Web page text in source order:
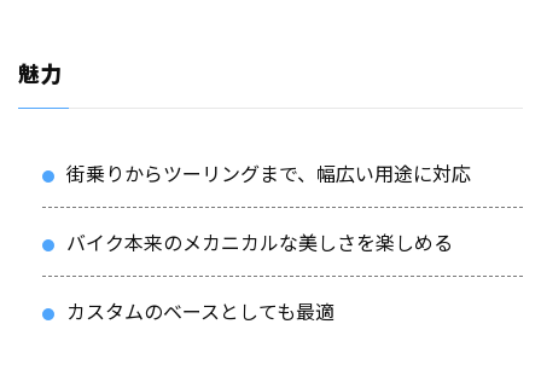
魅力
街乗りからツーリングまで、幅広い用途に対応
バイク本来のメカニカルな美しさを楽しめる
カスタムのベースとしても最適